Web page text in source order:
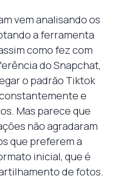
vem analisando os
a ferramenta
como fez com
do Snapchat,
o padrão Tiktok
e
Mas parece que
não agradaram
que preferem a
inicial, que é
de fotos.